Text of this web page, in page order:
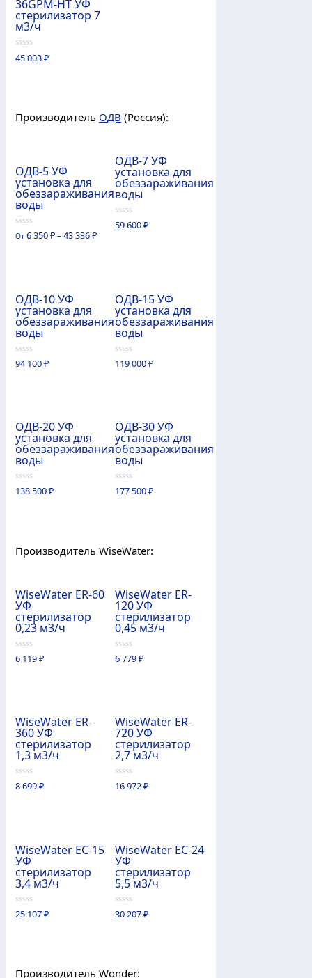
36GPM-HT УФ
стерилизатор 7
м3/ч
0
из
45 003₽
Производитель ОДВ (Россия):
ОДВ-5 УФ
установка для
обеззараживания
воды
0
из
От 6 350₽–43 336₽
ОДВ-7 УФ
установка для
обеззараживания
воды
0
из
59 600₽
ОДВ-10 УФ
установка для
обеззараживания
воды
0
из
94 100₽
ОДВ-15 УФ
установка для
обеззараживания
воды
0
из
119 000₽
ОДВ-20 УФ
установка для
обеззараживания
воды
0
из
138 500₽
ОДВ-30 УФ
установка для
обеззараживания
воды
0
из
177 500₽
Производитель WiseWater:
WiseWater ER-60
УФ
стерилизатор
0,23 м3/ч
0
из
6 119₽
WiseWater ER-
120 УФ
стерилизатор
0,45 м3/ч
0
из
6 779₽
WiseWater ER-
360 УФ
стерилизатор
1,3 м3/ч
0
из
8 699₽
WiseWater ER-
720 УФ
стерилизатор
2,7 м3/ч
0
из
16 972₽
WiseWater EC-15
УФ
стерилизатор
3,4 м3/ч
0
из
25 107₽
WiseWater EC-24
УФ
стерилизатор
5,5 м3/ч
0
из
30 207₽
Производитель Wonder: